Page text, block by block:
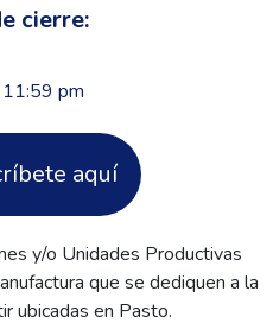
cierre:
11:59 pm
aquí
y/o Unidades Productivas
que se dediquen a la
ubicadas en Pasto.